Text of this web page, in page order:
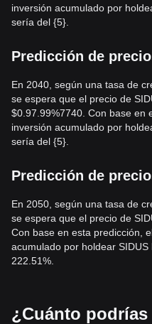
inversión acumulado por
sería del {5}.
Predicción de
En 2040, según una tasa de
se espera que el precio de
$0.97.99%7740. Con base en
inversión acumulado por
sería del {5}.
Predicción de
En 2050, según una tasa de
se espera que el precio de
Con base en esta predicción,
acumulado por holdear
222.51%.
¿Cuánto